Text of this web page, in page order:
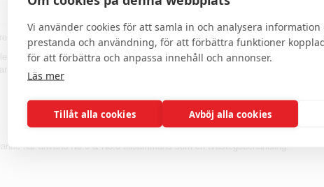
som skyddar, reparerar, eliminerar frizz och återfuktar alla typer av hår.
in creme är utmärkt för alla typer av hår, även färgade och kemiskt
föntiden samtidigt som håret blir silkeslent. OLAPLEX’s Bond Smoother
hår använd No.0 & No.3 tillsammans som en tvåstegsbehandling.
Vi använder cookies för att samla in och analysera
prestanda och användning, för att förbättra funktioner
för att förbättra och anpassa innehåll och annonser.
Läs mer
Tillåt alla cookies Avböj alla cookies